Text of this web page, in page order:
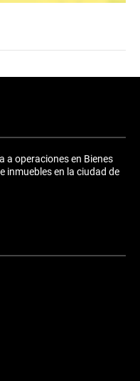
a operaciones en Bienes
inmuebles en la ciudad de